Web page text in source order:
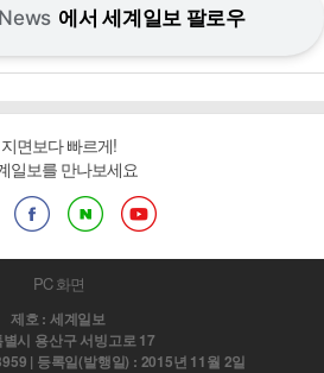
News 에서 세계일보 팔로우
지면보다 빠르게!
일보를 만나보세요
PC 화면
제호 : 세계일보
시 용산구 서빙고로 17
| 등록일(발행일) : 2015년 11월 2일